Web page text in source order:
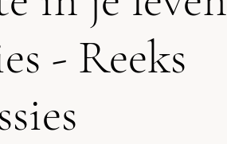
- Reeks